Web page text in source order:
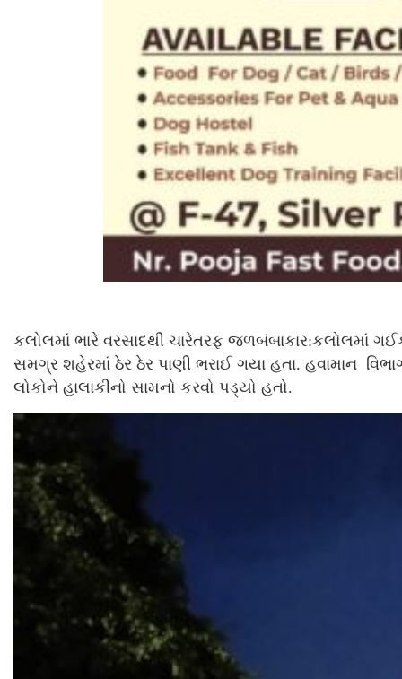
કલોલમાં ભારે વરસાદથી ચારેતરફ જળબંબાકાર:કલોલમાં
સમગ્ર શહેરમાં ઠેર ઠેર પાણી ભરાઈ ગયા હતા. હવામાન
લોકોને હાલાકીનો સામનો કરવો પડ્યો હતો.